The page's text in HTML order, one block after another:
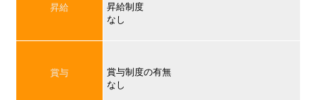
昇給
昇給制度
なし
賞与
賞与制度の有無
なし